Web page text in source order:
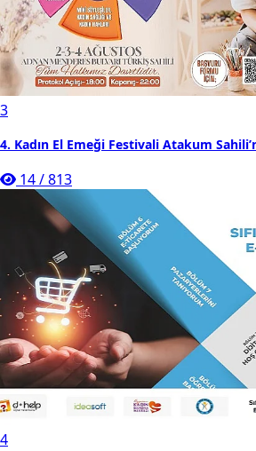
3
4. Kadın El Emeği Festivali Atakum
14/813
4